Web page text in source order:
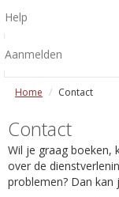
Help
Aanmelden
Home Contact
Contact
Wil je graag boeken,
over de
problemen? Dan